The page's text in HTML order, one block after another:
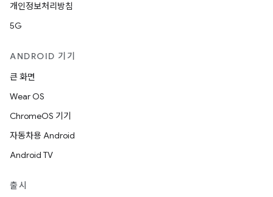
개인정보처리방침
5G
ANDROID 기기
큰 화면
Wear OS
ChromeOS 기기
자동차용 Android
Android TV
출시